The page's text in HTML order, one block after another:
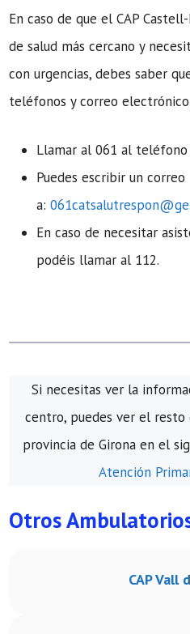
En caso de que el CAP
de salud más cercano y
con urgencias, debes saber
teléfonos y correo
Llamar al 061 al teléfono
Puedes escribir un correo
a:
En caso de necesitar
podéis llamar al 112.
Si necesitas ver la
centro, puedes ver el
provincia de Girona en el
Atención
Otros
CAP Vall